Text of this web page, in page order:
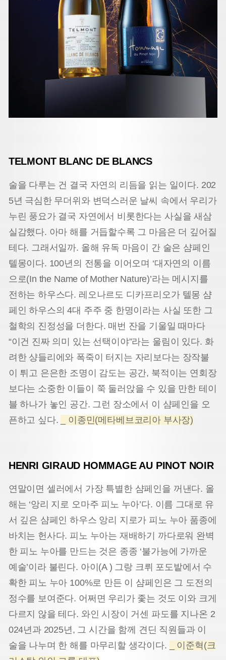
TELMONT BLANC DE BLANCS
술을 다루는 건 결국 자연의 리듬을 읽는 일이다. 202
5년 극심한 무더위와 변덕스러운 날씨 속에서 우리가
누린 풍요가 결국 자연에서 비롯한다는 사실을 새삼
실감했다. 아마 해를 거듭할수록 그 마음은 더 깊어질
테다. 그래서일까. 올해 유독 마음이 간 술은 샴페인
텔몽이다. 100년의 전통을 이어오며 ‘대자연의 이름
으로(In the Name of Mother Nature)’라는 메시지를
전하는 하우스다. 레오나르도 디카프리오가 텔몽 샴
페인 하우스의 4대 주주 중 한명이라는 사실 또한 그
철학의 진정성을 더한다. 매번 잔을 기울일 때마다
“이건 진짜 의미 있는 선택이야”라는 울림이 있다. 화
려한 샹들리에와 폭죽이 터지는 자리보다는 장작불
이 튀고 은은한 조명이 감도는 공간, 북적이는 연회장
보다는 소중한 이들이 쭉 둘러앉을 수 있을 만한 테이
블 하나가 놓인 공간. 그런 장소에서 이 샴페인을 오
픈하고 싶다.
_ 이종민(메타베브코리아 부사장)
HENRI GIRAUD HOMMAGE AU PINOT NOIR
연말이면 셀러에서 가장 특별한 샴페인을 꺼낸다. 올
해는 ‘앙리 지로 오마주 피노 누아’다. 이름 그대로 유
서 깊은 샴페인 하우스 앙리 지로가 피노 누아 품종에
바치는 헌사다. 피노 누아는 재배하기 까다로워 완벽
한 피노 누아를 만드는 것은 종종 ‘불가능에 가까운
예술’이라 불린다. 아이(A ) 그랑 크뤼 포도밭에서 수
확한 피노 누아 100%로 만든 이 샴페인은 그 도전의
정수를 보여준다. 어쩌면 우리가 좇는 것도 이와 크게
다르지 않을 테다. 와인 시장이 거센 파도를 지나온 2
024년과 2025년, 그 시간을 함께 견딘 직원들과 이
술을 나누며 한 해를 마무리할 생각이다.
_ 이준혁(크